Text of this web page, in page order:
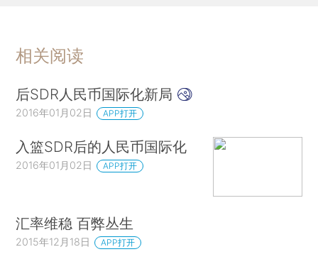
相关阅读
后SDR人民币国际化新局
2016年01月02日 APP打开
入篮SDR后的人民币国际化
2016年01月02日 APP打开
汇率维稳 百弊丛生
2015年12月18日 APP打开